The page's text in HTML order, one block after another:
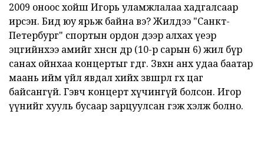
2009 оноос хойш Игорь уламжлалаа хадгалсаар
ирсэн. Бид юу ярьж байна вэ? Жилдээ "Санкт-
Петербург" спортын ордон дээр алхах үеэр
эцгийнхээ амийг хөнөөсөн өдөр (10-р сарын 6) жил бүр
санах ойнхаа концертыг өгдөг. Зөвхөн анх удаа баатар
маань ийм үйл явдал хийх зөвшөөрөл өгөх цаг
байсангүй. Гэвч концерт хүчингүй болсон. Игор
үүнийг хууль бусаар зарцуулсан гэж хэлж болно.